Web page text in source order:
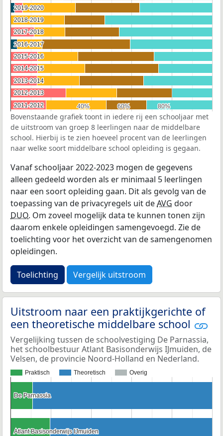
40%
40% 60%
60% 80%
80%
2019-2020
2019-2020
2018-2019
2018-2019
2017-2018
2017-2018
2016-2017
2016-2017
2015-2016
2015-2016
2014-2015
2014-2015
2013-2014
2013-2014
2012-2013
2012-2013
2011-2012
2011-2012
Bovenstaande grafiek toont in iedere rij een schooljaar met
de uitstroom van groep 8 leerlingen naar de middelbare
school. Hierbij is te zien hoeveel procent van de leerlingen
naar welke soort middelbare school opleiding is gegaan.
Vanaf schooljaar 2022-2023 mogen de gegevens
alleen gedeeld worden als er minimaal 5 leerlingen
naar een soort opleiding gaan. Dit als gevolg van de
toepassing van de privacyregels uit deAVG door
DUO. Om zoveel mogelijk data te kunnen tonen zijn
daarom enkele opleidingen samengevoegd. Zie de
toelichting voor het overzicht van de samengenomen
opleidingen.
Toelichting Vergelijk uitstroom
Uitstroom naar een praktijkgerichte of
een theoretische middelbare school
Vergelijking tussen de schoolvestiging De Parnassia,
het schoolbestuur Atlant Basisonderwijs IJmuiden, de
Velsen, de provincie Noord-Holland en Nederland.
Praktisch Theoretisch Overig
De Parnassia
De Parnassia
Atlant Basisonderwijs IJmuiden
Atlant Basisonderwijs IJmuiden